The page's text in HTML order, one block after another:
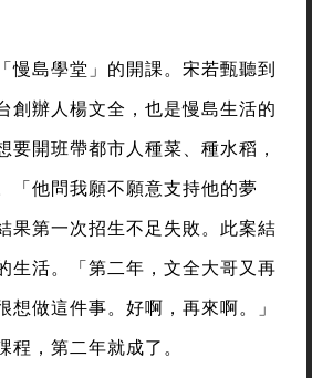
慢島學堂」的開課。宋若甄聽到
創辦人楊文全，也是慢島生活的
要開班帶都市人種菜、種水稻，
「他問我願不願意支持他的夢
果第一次招生不足失敗。此案結
生活。「第二年，文全大哥又再
想做這件事。好啊，再來啊。」
，第二年就成了。